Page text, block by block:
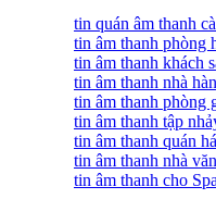
tin quán âm thanh
tin âm thanh phòng
tin âm thanh khách
tin âm thanh nhà
tin âm thanh phòng
tin âm thanh tập
tin âm thanh quán
tin âm thanh nhà
tin âm thanh cho Spa